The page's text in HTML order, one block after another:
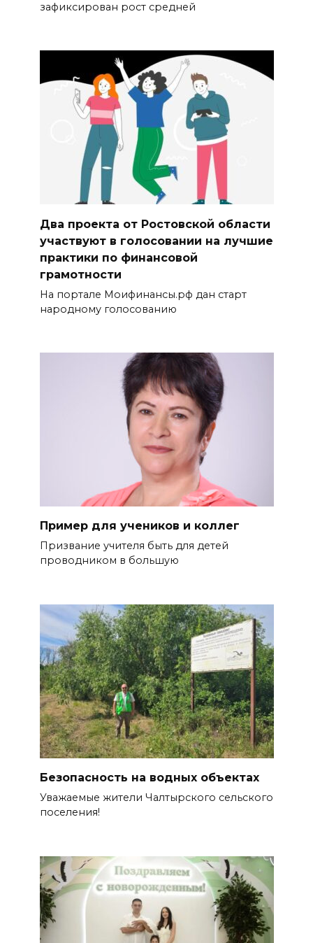
зафиксирован рост средней
Два проекта от Ростовской области
участвуют в голосовании на лучшие
практики по финансовой
грамотности
На портале Моифинансы.рф дан старт
народному голосованию
Пример для учеников и коллег
Призвание учителя быть для де­тей
проводником в большую
Безопасность на водных объектах
Уважаемые жители Чалтырского сельского
поселения!